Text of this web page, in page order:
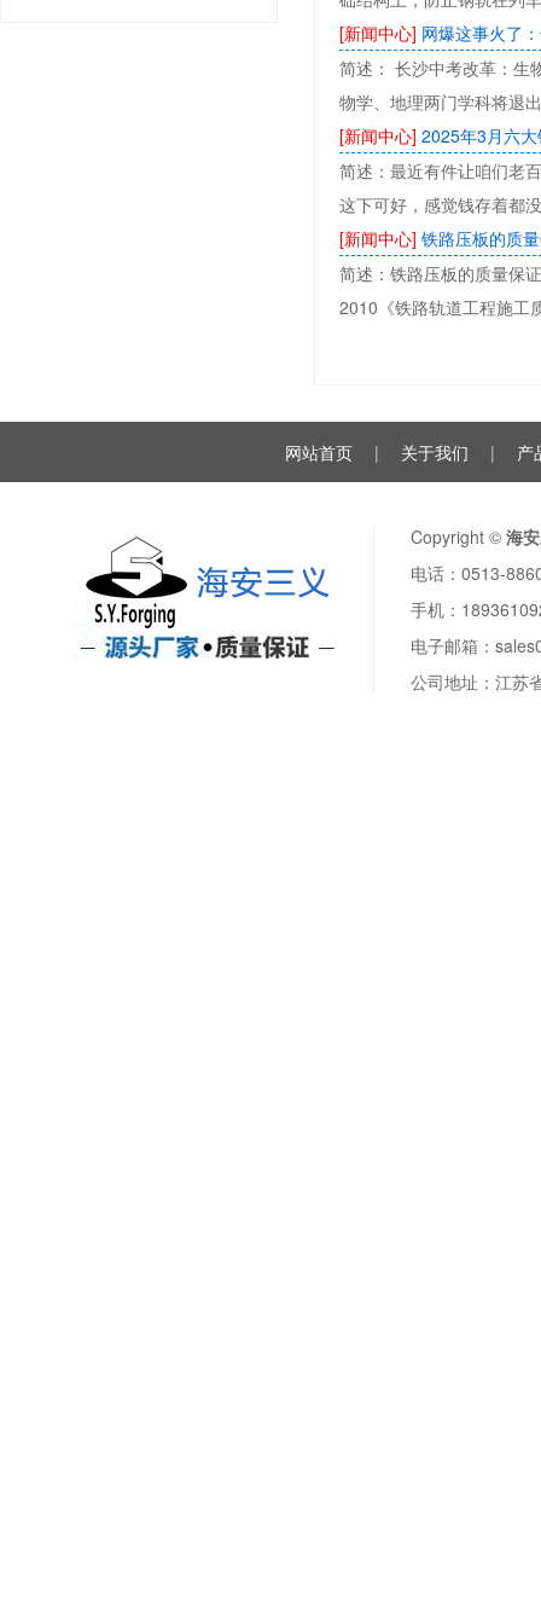
[新闻中心] 网爆这事火了
简述： 长沙中考改革：生
物学、地理两门学科将退
[新闻中心] 2025年3月六
简述：最近有件让咱们老
这下可好，感觉钱存着都
[新闻中心] 铁路压板的质
简述：铁路压板的质量保
2010《铁路轨道工程施工
网站首页 | 关于我们 | 产
Copyright © 海
电话：0513-
手机：
电子邮箱：
公司地址：江苏